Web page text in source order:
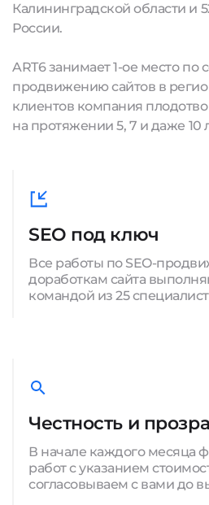
Калининградской области и
России.
ART6 занимает 1-ое место по
продвижению сайтов в
клиентов компания
на протяжении 5, 7 и даже 10
SEO под ключ
Все работы по SEO-
доработкам сайта
командой из 25
Честность и
В начале каждого месяца
работ с указанием
согласовываем с вами до